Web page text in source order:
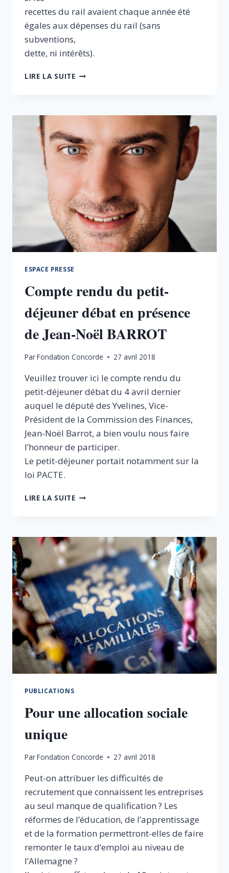
recettes du rail avaient chaque année été
égales aux dépenses du rail (sans
subventions,
dette, ni intérêts).
LIRE LA SUITELA
RAIL
ESPACE PRESSE
Compte rendu du petit-
déjeuner débat en présence
de Jean-Noël BARROT
ParFondation Concorde 27 avril 2018
Veuillez trouver ici le compte rendu du
petit-déjeuner débat du 4 avril dernier
auquel le député des Yvelines, Vice-
Président de la Commission des Finances,
Jean-Noël Barrot, a bien voulu nous faire
l’honneur de participer.
Le petit-déjeuner portait notamment sur la
loi PACTE.
LIRE LA SUITECOMPTE
DÉJEUNER
DÉBAT
EN
PRÉSENCE
DE
JEAN-
NOËL
BARROT
PUBLICATIONS
Pour une allocation sociale
unique
ParFondation Concorde 27 avril 2018
Peut-on attribuer les difficultés de
recrutement que connaissent les entreprises
au seul manque de qualification ? Les
réformes de l’éducation, de l’apprentissage
et de la formation permettront-elles de faire
remonter le taux d’emploi au niveau de
l’Allemagne ?